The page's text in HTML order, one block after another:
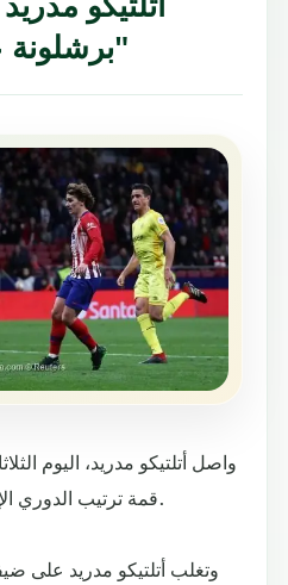
برشلونة على قمة "الليجا"
واصل أتلتيكو مدريد، اليوم
قمة ترتيب الدوري الإسباني لكرة القدم (الليجا).
وتغلب أتلتيكو مدريد على